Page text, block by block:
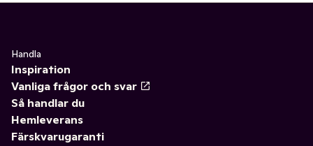
Handla
Inspiration
Vanliga frågor och svar
Så handlar du
Hemleverans
Färskvarugaranti